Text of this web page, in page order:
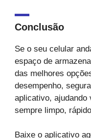
Conclusão
Se o seu celular
espaço de
das melhores
desempenho,
aplicativo, ajudando
sempre limpo,
Baixe o aplicativo